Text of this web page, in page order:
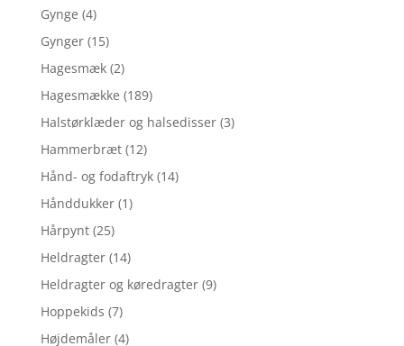
Gynge (4)
Gynger (15)
Hagesmæk (2)
Hagesmække (189)
Halstørklæder og halsedisser (3)
Hammerbræt (12)
Hånd- og fodaftryk (14)
Hånddukker (1)
Hårpynt (25)
Heldragter (14)
Heldragter og køredragter (9)
Hoppekids (7)
Højdemåler (4)